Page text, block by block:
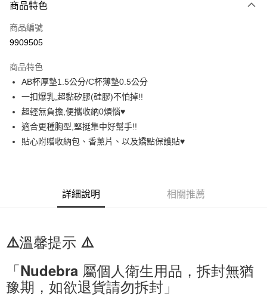
信用卡一次付款
超商取貨付款
街口支付
悠遊付
AFTEE先享後付
相關說明
２．便利：只要手機號碼，簡訊認證，即可結帳。
３．安心：先確認商品／服務後，再付款。
１．於結帳方式選擇「AFTEE先享後付」後，將跳轉至「AFTEE先享後付」
結帳頁面，進行簡訊認證並確認金額後，即可完成結帳。
３．收到繳費通知簡訊後14天內，點擊此簡訊中的連結，可透過四大超商／
ATM／網路銀行／等多元方式進行付款，方視為交易完成。
※ 請注意：結帳手續完成當下不需立刻繳費，但若您需要取消訂單，請聯絡
全家取貨付款
付款後全家取貨
每筆NT$60，滿NT$699(含以上)免運費
7-11取貨付款
商品特色
商品編號
9909505
商品特色
AB杯厚墊1.5公分/C杯薄墊0.5公分
一扣爆乳,超黏矽膠(硅膠)不怕掉!!
超輕無負擔,便攜收納0煩惱♥️
適合更種胸型,堅挺集中好幫手!!
貼心附贈收納包、香薰片、以及嬌點保護貼♥️
詳細說明 相關推薦
⚠️溫馨提示 ⚠️
「Nudebra 屬個人衛生用品，拆封無猶
豫期，如欲退貨請勿拆封」